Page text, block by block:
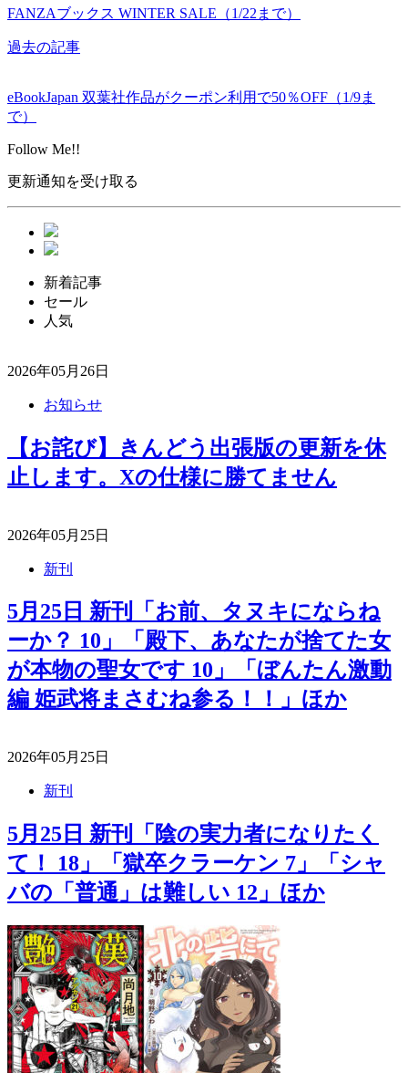
FANZAブックス WINTER SALE（1/22まで）
過去の記事
eBookJapan 双葉社作品がクーポン利用で50％OFF（1/9ま
で）
Follow Me!!
更新通知を受け取る
新着記事
セール
人気
2026年05月26日
お知らせ
【お詫び】きんどう出張版の更新を休
止します。Xの仕様に勝てません
2026年05月25日
新刊
5月25日 新刊「お前、タヌキにならね
ーか？ 10」「殿下、あなたが捨てた女
が本物の聖女です 10」「ぼんたん激動
編 姫武将まさむね参る！！」ほか
2026年05月25日
新刊
5月25日 新刊「陰の実力者になりたく
て！ 18」「獄卒クラーケン 7」「シャ
バの「普通」は難しい 12」ほか